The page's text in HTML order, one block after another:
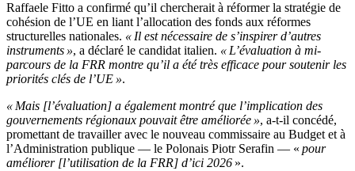
Raffaele Fitto a confirmé qu’il chercherait à réformer la stratégie de
cohésion de l’UE en liant l’allocation des fonds aux réformes
structurelles nationales. « Il est nécessaire de s’inspirer d’autres
instruments », a déclaré le candidat italien. « L’évaluation à mi-
parcours de la FRR montre qu’il a été très efficace pour soutenir les
priorités clés de l’UE ».
« Mais [l’évaluation] a également montré que l’implication des
gouvernements régionaux pouvait être améliorée », a-t-il concédé,
promettant de travailler avec le nouveau commissaire au Budget et à
l’Administration publique — le Polonais Piotr Serafin — « pour
améliorer [l’utilisation de la FRR] d’ici 2026 ».